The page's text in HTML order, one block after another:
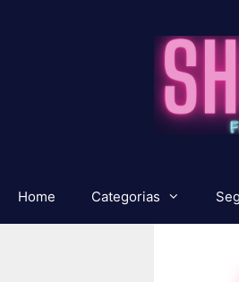
Home Categorias